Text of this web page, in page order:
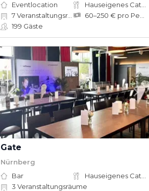
Eventlocation
7Veranstaltungsräume
199 Gäste
Gate
Nürnberg
Bar
3 Veranstaltungsräume